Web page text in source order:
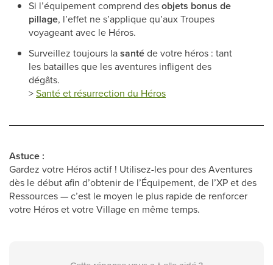
Si l’équipement comprend desobjets bonus de
pillage, l’effet ne s’applique qu’aux Troupes
voyageant avec le Héros.
Surveillez toujours lasantéde votre héros : tant
les batailles que les aventures infligent des
dégâts.
>Santé et résurrection du Héros
Astuce :
Gardez votre Héros actif ! Utilisez-les pour des Aventures
dès le début afin d’obtenir de l’Équipement, de l’XP et des
Ressources — c’est le moyen le plus rapide de renforcer
votre Héros et votre Village en même temps.